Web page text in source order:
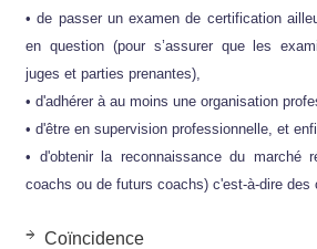
• de passer un examen de certification
en question (pour s’assurer que les
juges et parties prenantes),
• d'adhérer à au moins une organisation
• d'être en supervision professionnelle, et
• d'obtenir la reconnaissance du marché
coachs ou de futurs coachs) c'est-à-dire des
Coïncidence